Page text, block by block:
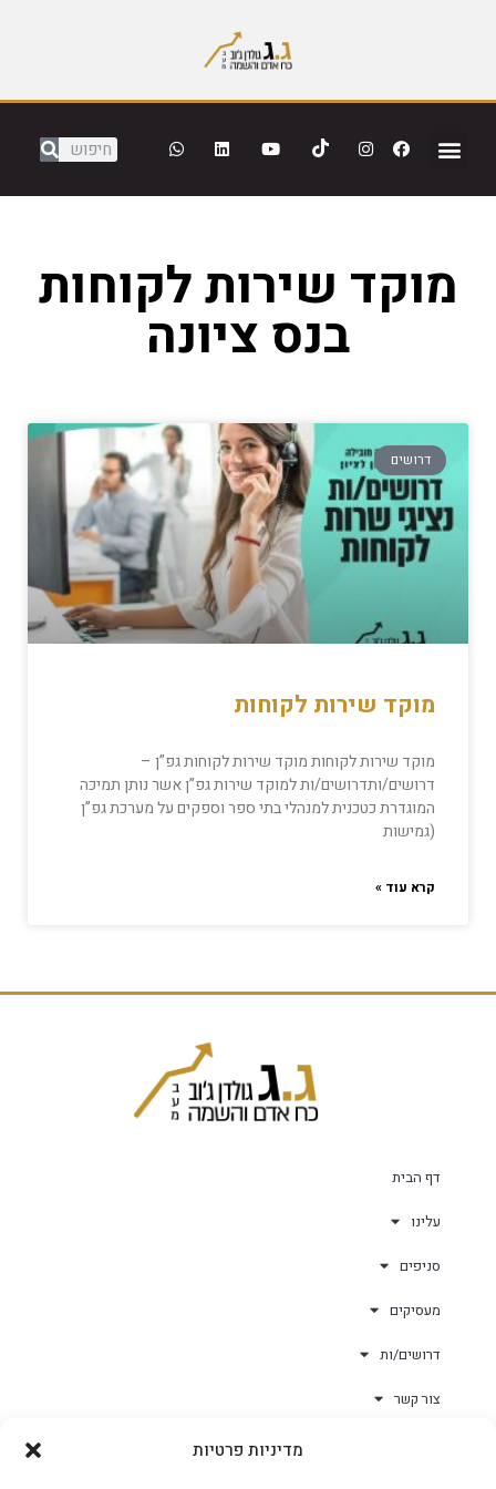
מדיניות פרטיות
מוקד שירות לקוחות
בנס ציונה
דרושים
מוקד שירות לקוחות
מוקד שירות לקוחות מוקד שירות לקוחות גפ”ן –
דרושים/ותדרושים/ות למוקד שירות גפ”ן אשר נותן תמיכה
המוגדרת כטכנית למנהלי בתי ספר וספקים על מערכת גפ”ן
(גמישות
קרא עוד »
דף הבית
עלינו
סניפים
מעסיקים
דרושים/ות
צור קשר